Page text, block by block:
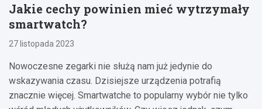
Jakie cechy powinien mieć wytrzymały
smartwatch?
27 listopada 2023
Nowoczesne zegarki nie służą nam już jedynie do
wskazywania czasu. Dzisiejsze urządzenia potrafią
znacznie więcej. Smartwatche to popularny wybór nie tylko